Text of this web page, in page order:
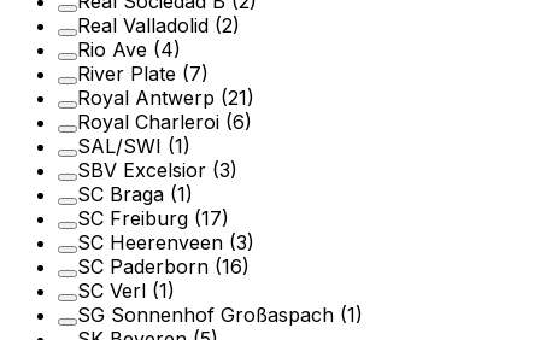
Real Valladolid (2)
Rio Ave (4)
River Plate (7)
Royal Antwerp (21)
Royal Charleroi (6)
SAL/SWI (1)
SBV Excelsior (3)
SC Braga (1)
SC Freiburg (17)
SC Heerenveen (3)
SC Paderborn (16)
SC Verl (1)
SG Sonnenhof Großaspach (1)